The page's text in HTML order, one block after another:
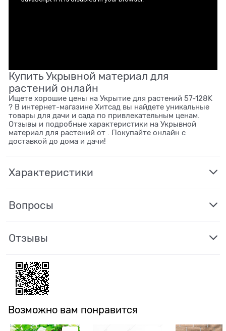
Купить Укрывной материал для
растений онлайн
Ищете хорошие цены на Укрытие для растений 57-128K
? В интернет-магазине Хитсад вы найдете уникальные
товары для дачи и сада по привлекательным ценам.
Отзывы и подробные характеристики на Укрывной
материал для растений от . Покупайте онлайн с
доставкой до дома и дачи!
Характеристики
Вопросы
Отзывы
Возможно вам понравится